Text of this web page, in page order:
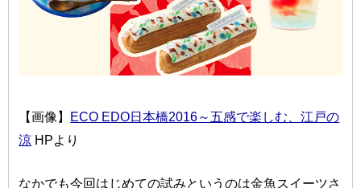
【画像】 ECO EDO日本橋2016～五感で楽しむ、江戸の
涼 HPより
なかでも今回はじめての試みというのは金魚スイーツさ